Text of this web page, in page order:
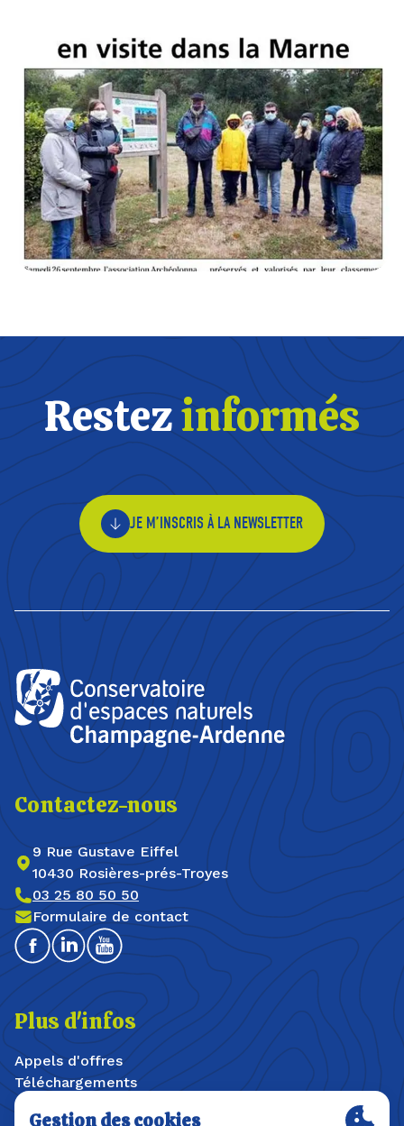
Restezinformés
JE M’INSCRIS À LA NEWSLETTER
Contactez-nous
9 Rue Gustave Eiffel
10430 Rosières-prés-Troyes
03 25 80 50 50
Formulaire de contact
FacebookLinkedinYoutube
Plus d'infos
Appels d'offres
Téléchargements
Offres d'emploi / stages